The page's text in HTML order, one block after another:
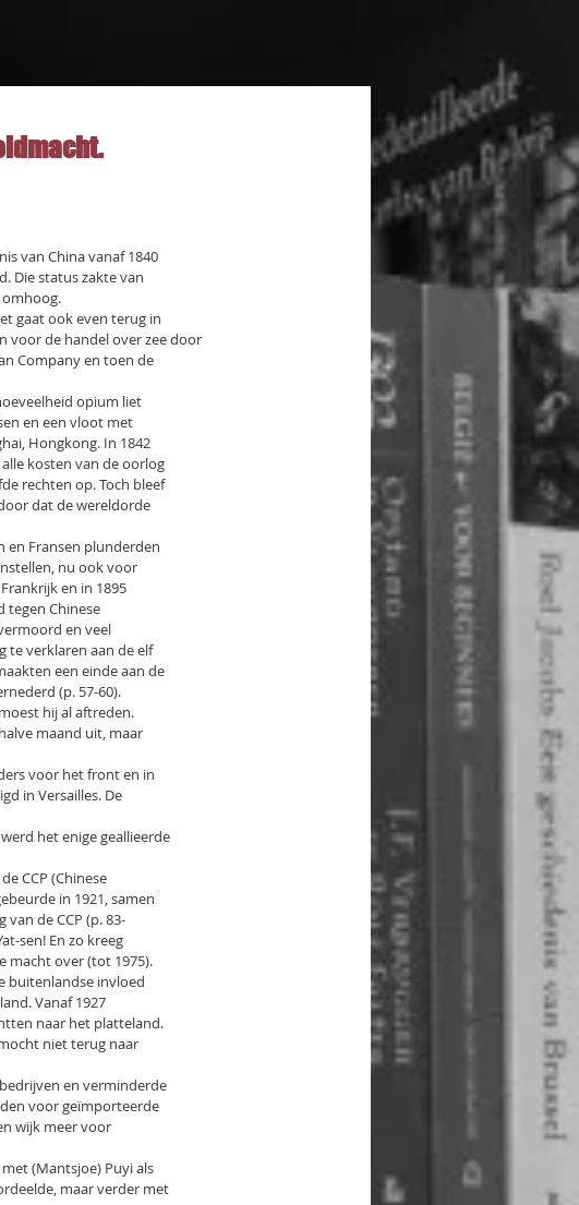
van China vanaf 1840
Die status zakte van
omhoog.
gaat ook even terug in
voor de handel over zee door
Company en toen de
opium liet
en een vloot met
Hongkong. In 1842
kosten van de oorlog
rechten op. Toch bleef
dat de wereldorde
en Fransen plunderden
nu ook voor
en in 1895
tegen Chinese
en veel
te verklaren aan de elf
een einde aan de
(p. 57-60).
hij al aftreden.
maand uit, maar
voor het front en in
in Versailles. De
het enige geallieerde
CCP (Chinese
in 1921, samen
de CCP (p. 83-
sen! En zo kreeg
macht over (tot 1975).
buitenlandse invloed
Vanaf 1927
naar het platteland.
niet terug naar
en verminderde
voor geïmporteerde
wijk meer voor
(Mantsjoe) Puyi als
maar verder met